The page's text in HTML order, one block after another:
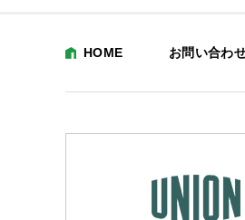
HOME お問い合わ